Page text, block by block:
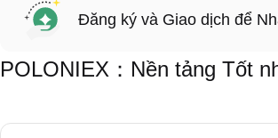
Đăng ký và Giao dịch để
POLONIEX：Nền tảng Tốt